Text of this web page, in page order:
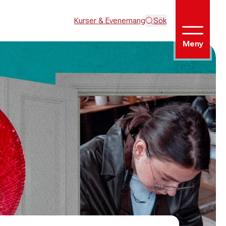
Kurser & Evenemang Sök
Meny